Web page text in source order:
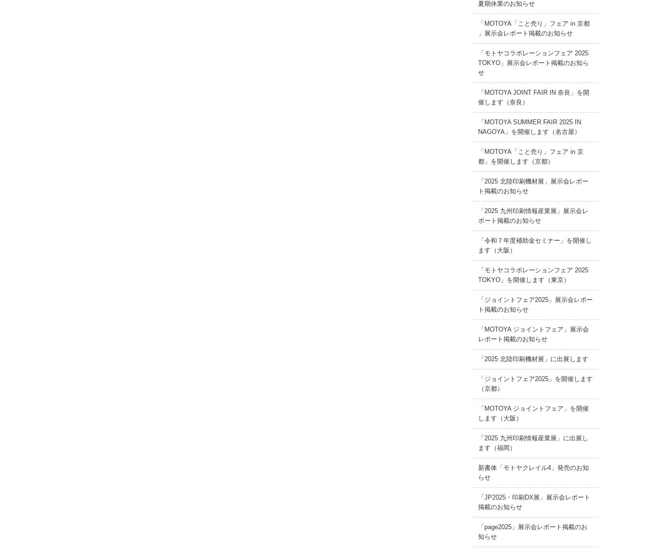
夏期休業のお知らせ
「MOTOYA「こと売り」フェア in 京都
」展示会レポート掲載のお知らせ
「モトヤコラボレーションフェア 2025
TOKYO」展示会レポート掲載のお知ら
せ
「MOTOYA JOINT FAIR IN 奈良」を開
催します（奈良）
「MOTOYA SUMMER FAIR 2025 IN
NAGOYA」を開催します（名古屋）
「MOTOYA「こと売り」フェア in 京
都」を開催します（京都）
「2025 北陸印刷機材展」展示会レポー
ト掲載のお知らせ
「2025 九州印刷情報産業展」展示会レ
ポート掲載のお知らせ
「令和７年度補助金セミナー」を開催し
ます（大阪）
「モトヤコラボレーションフェア 2025
TOKYO」を開催します（東京）
「ジョイントフェア2025」展示会レポー
ト掲載のお知らせ
「MOTOYA ジョイントフェア」展示会
レポート掲載のお知らせ
「2025 北陸印刷機材展」に出展します
「ジョイントフェア2025」を開催します
（京都）
「MOTOYA ジョイントフェア」を開催
します（大阪）
「2025 九州印刷情報産業展」に出展し
ます（福岡）
新書体「モトヤクレイル4」発売のお知
らせ
「JP2025・印刷DX展」展示会レポート
掲載のお知らせ
「page2025」展示会レポート掲載のお
知らせ